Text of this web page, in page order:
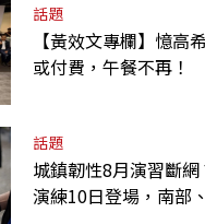
話題
【黃效文專欄】憶高
或付費，午餐不再！
話題
城鎮韌性8月演習斷
演練10日登場，南部